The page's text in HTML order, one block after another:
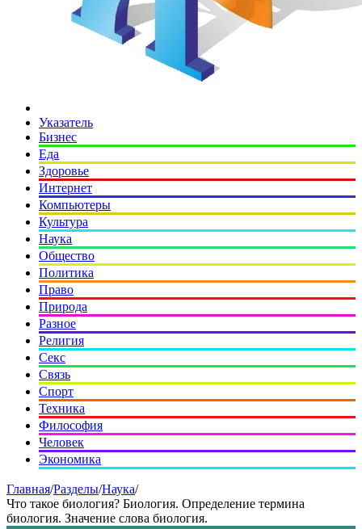
Указатель
Бизнес
Еда
Здоровье
Интернет
Компьютеры
Культура
Наука
Общество
Политика
Право
Природа
Разное
Религия
Секс
Связь
Спорт
Техника
Философия
Человек
Экономика
Главная/Разделы/Наука/
Что такое биология? Биология. Определение термина
биология. Значение слова биология.